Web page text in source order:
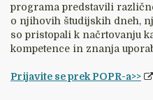
programa predstavili
o njihovih študijskih dneh,
so pristopali k načrtovanju
kompetence in znanja
Prijavite se prek POPR-a>>